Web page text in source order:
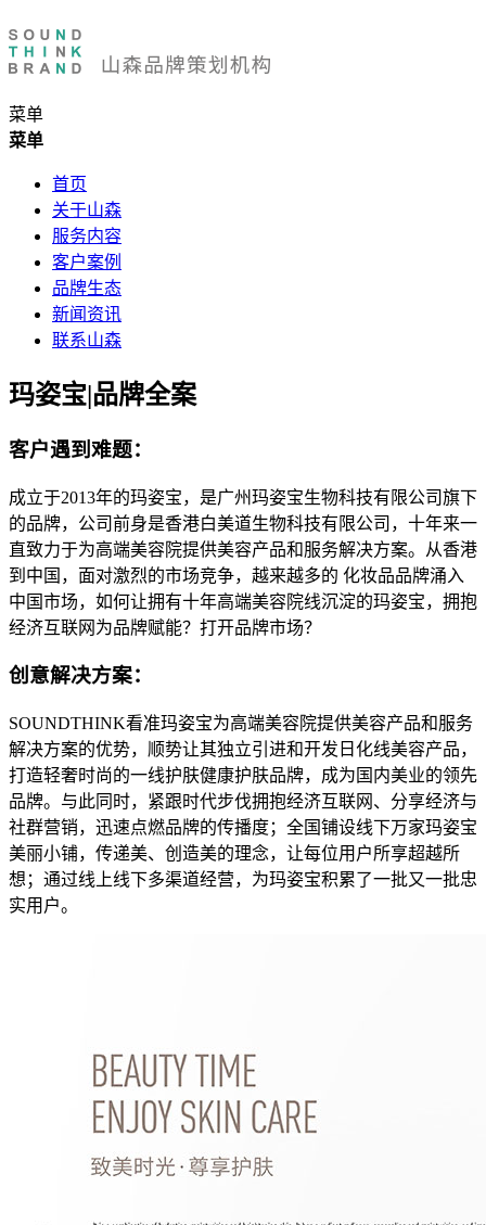
菜单
菜单
首页
关于山森
服务内容
客户案例
品牌生态
新闻资讯
联系山森
玛姿宝|品牌全案
客户遇到难题：
成立于2013年的玛姿宝，是广州玛姿宝生物科技有限公司旗下
的品牌，公司前身是香港白美道生物科技有限公司，十年来一
直致力于为高端美容院提供美容产品和服务解决方案。从香港
到中国，面对激烈的市场竞争，越来越多的 化妆品品牌涌入
中国市场，如何让拥有十年高端美容院线沉淀的玛姿宝，拥抱
经济互联网为品牌赋能？打开品牌市场？
创意解决方案：
SOUNDTHINK看准玛姿宝为高端美容院提供美容产品和服务
解决方案的优势，顺势让其独立引进和开发日化线美容产品，
打造轻奢时尚的一线护肤健康护肤品牌，成为国内美业的领先
品牌。与此同时，紧跟时代步伐拥抱经济互联网、分享经济与
社群营销，迅速点燃品牌的传播度；全国铺设线下万家玛姿宝
美丽小铺，传递美、创造美的理念，让每位用户所享超越所
想；通过线上线下多渠道经营，为玛姿宝积累了一批又一批忠
实用户。